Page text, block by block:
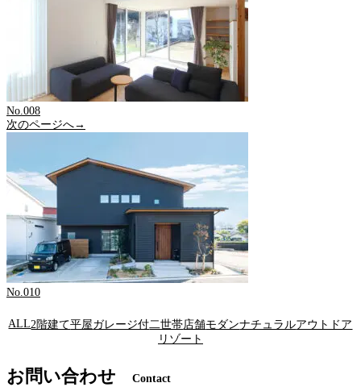
No.008
次のページへ→
No.010
ALL2階建て平屋ガレージ付二世帯店舗モダンナチュラルアウトドア
リゾート
お問い合わせ Contact